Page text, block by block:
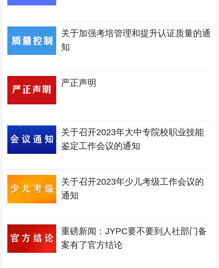
关于加强考培管理和提升认证质量的通
知
严正声明
关于召开2023年大中专院校职业技能
鉴定工作会议的通知
关于召开2023年少儿考级工作会议的
通知
重磅新闻：JYPC要不要到人社部门备
案有了官方结论